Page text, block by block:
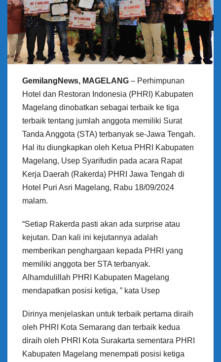
GemilangNews, MAGELANG – Perhimpunan
Hotel dan Restoran Indonesia (PHRI) Kabupaten
Magelang dinobatkan sebagai terbaik ke tiga
terbaik tentang jumlah anggota memiliki Surat
Tanda Anggota (STA) terbanyak se-Jawa Tengah.
Hal itu diungkapkan oleh Ketua PHRI Kabupaten
Magelang, Usep Syarifudin pada acara Rapat
Kerja Daerah (Rakerda) PHRI Jawa Tengah di
Hotel Puri Asri Magelang, Rabu 18/09/2024
malam.
“Setiap Rakerda pasti akan ada surprise atau
kejutan. Dan kali ini kejutannya adalah
memberikan penghargaan kepada PHRI yang
memiliki anggota ber STA terbanyak.
Alhamdulillah PHRI Kabupaten Magelang
mendapatkan posisi ketiga, ” kata Usep
Dirinya menjelaskan untuk terbaik pertama diraih
oleh PHRI Kota Semarang dan terbaik kedua
diraih oleh PHRI Kota Surakarta sementara PHRI
Kabupaten Magelang menempati posisi ketiga